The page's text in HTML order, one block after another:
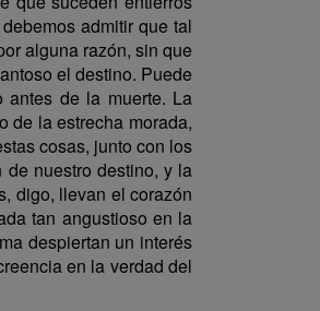
admitir que tal
alguna razón, sin que
el destino. Puede
antes de la muerte. La
de la estrecha morada,
cosas, junto con los
nuestro destino, y la
digo, llevan el corazón
tan angustioso en la
despiertan un interés
en la verdad del